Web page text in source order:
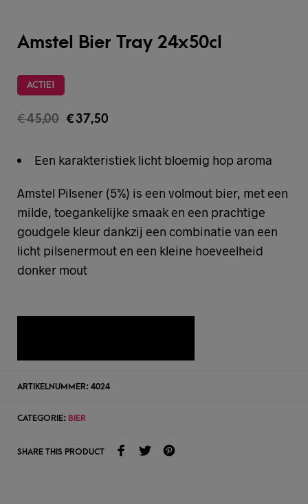
Amstel Bier Tray 24x50cl
ACTIE!
€45,00 €37,50
Een karakteristiek licht bloemig hop aroma
Amstel Pilsener (5%) is een volmout bier, met een
milde, toegankelijke smaak en een prachtige
goudgele kleur dankzij een combinatie van een
licht pilsenermout en een kleine hoeveelheid
donker mout
ARTIKELNUMMER: 4024
CATEGORIE: BIER
SHARE THIS PRODUCT